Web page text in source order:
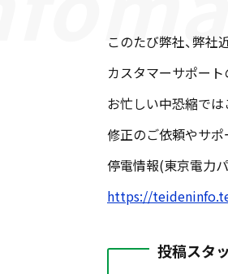
このたび弊社、弊社
カスタマーサポー
お忙しい中恐縮で
修正のご依頼やサポ
停電情報(東京電力
https://
投稿スタ